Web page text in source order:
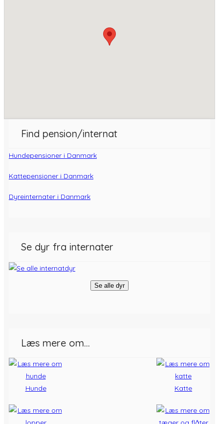
Find pension/internat
Hundepensioner i Danmark
Kattepensioner i Danmark
Dyreinternater i Danmark
Se dyr fra internater
Se alle dyr
Læs mere om…
Hunde Katte